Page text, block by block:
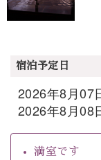
宿泊予定日
2026年8月07
2026年8月08
満室です